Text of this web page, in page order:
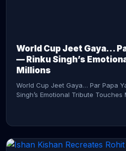
World Cup Jeet Gaya…
— Rinku Singh’s
Millions
World Cup Jeet Gaya… Par Papa
Singh’s Emotional Tribute Touches